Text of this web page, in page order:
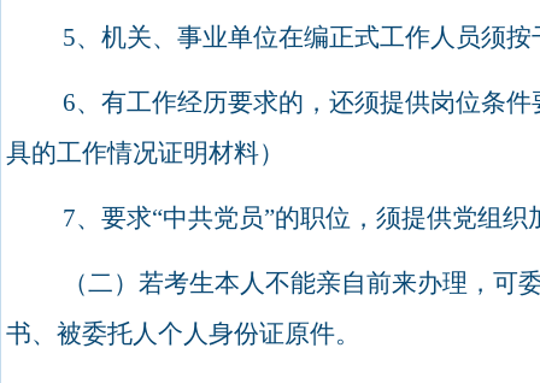
5、机关、事业单位在编正式工作人员须
6、有工作经历要求的，还须提供岗位条
具的工作情况证明材料）
7、要求“中共党员”的职位，须提供党组
（二）若考生本人不能亲自前来办理，可
书、被委托人个人身份证原件。